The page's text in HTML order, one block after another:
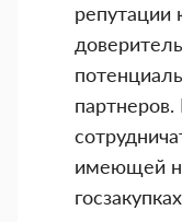
репутации
имеющей